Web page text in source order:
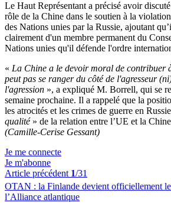
Le Haut Représentant a précisé avoir
rôle de la Chine dans le soutien à la
des Nations unies par la Russie, ajoutant
clairement d'un membre permanent du
Nations unies qu'il défende l'ordre
« La Chine a le devoir moral de contribuer
peut pas se ranger du côté de l'agresseur
l'agression », a expliqué M. Borrell, qui se
semaine prochaine. Il a rappelé que la
les atrocités et les crimes de guerre en
qualité » de la relation entre l’UE et la
(Camille-Cerise Gessant)
Je me connecte
Je m'abonne
Article précédent 1/31
OTAN : la Finlande devient officiellement
l’Alliance atlantique